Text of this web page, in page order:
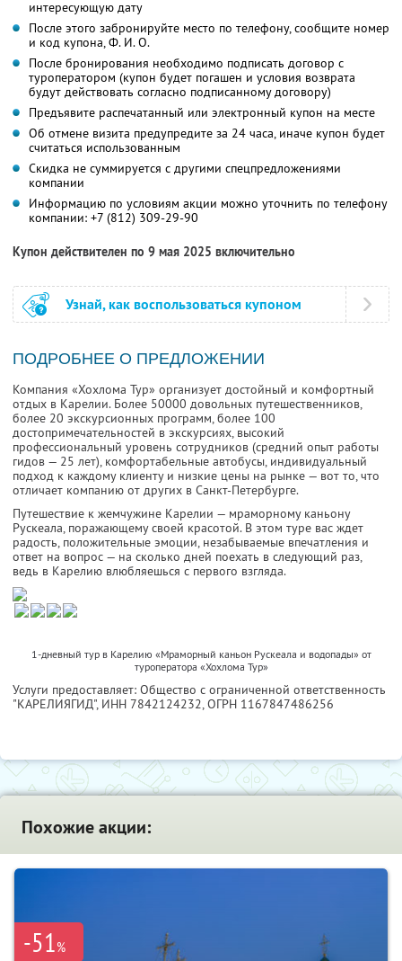
интересующую дату
После этого забронируйте место по телефону, сообщите номер
и код купона,Ф. И. О.
После бронирования необходимо подписать договор с
туроператором (купон будет погашен и условия возврата
будут действовать согласно подписанному договору)
Предъявите распечатанный или электронный купон на месте
Об отмене визита предупредите за 24 часа, иначе купон будет
считаться использованным
Скидка не суммируется с другими спецпредложениями
компании
Информацию по условиям акции можно уточнить по телефону
компании: +7 (812) 309-29-90
Купон действителен по 9 мая 2025 включительно
Узнай, как воспользоваться купоном
ПОДРОБНЕЕ О ПРЕДЛОЖЕНИИ
Компания «Хохлома Тур» организует достойный и комфортный
отдых в Карелии. Более 50000 довольных путешественников,
более 20 экскурсионных программ, более 100
достопримечательностей в экскурсиях, высокий
профессиональный уровень сотрудников (средний опыт работы
гидов — 25 лет), комфортабельные автобусы, индивидуальный
подход к каждому клиенту и низкие цены на рынке — вот то, что
отличает компанию от других в Санкт-Петербурге.
Путешествие к жемчужине Карелии — мраморному каньону
Рускеала, поражающему своей красотой. В этом туре вас ждет
радость, положительные эмоции, незабываемые впечатления и
ответ на вопрос — на сколько дней поехать в следующий раз,
ведь в Карелию влюбляешься с первого взгляда.
1-дневный тур в Карелию «Мраморный каньон Рускеала и водопады» от
туроператора «Хохлома Тур»
Услуги предоставляет: Общество с ограниченной ответственность
"КАРЕЛИЯГИД", ИНН 7842124232, ОГРН 1167847486256
Похожие акции:
-51%